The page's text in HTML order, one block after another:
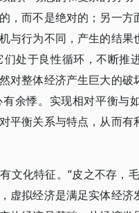
，而不是绝对的；另一
与行为不同，产生的结果
处于良性循环，不断推
对整体经济产生巨大的
余悸。实现相对平衡与
平衡关系与特点，从而有
文化特征。“皮之不存，
虚拟经济是满足实体经